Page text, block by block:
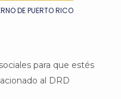
DE PUERTO RICO
para que estés
al DRD